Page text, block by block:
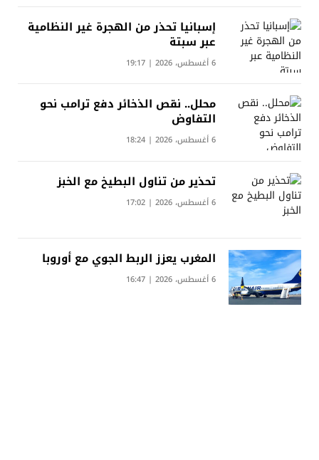
إسبانيا تحذر من الهجرة غير النظامية
عبر سبتة
6 أغسطس، 2026 | 19:17
محلل.. نقص الذخائر دفع ترامب نحو
التفاوض
6 أغسطس، 2026 | 18:24
تحذير من تناول البطيخ مع الخبز
6 أغسطس، 2026 | 17:02
المغرب يعزز الربط الجوي مع أوروبا
6 أغسطس، 2026 | 16:47